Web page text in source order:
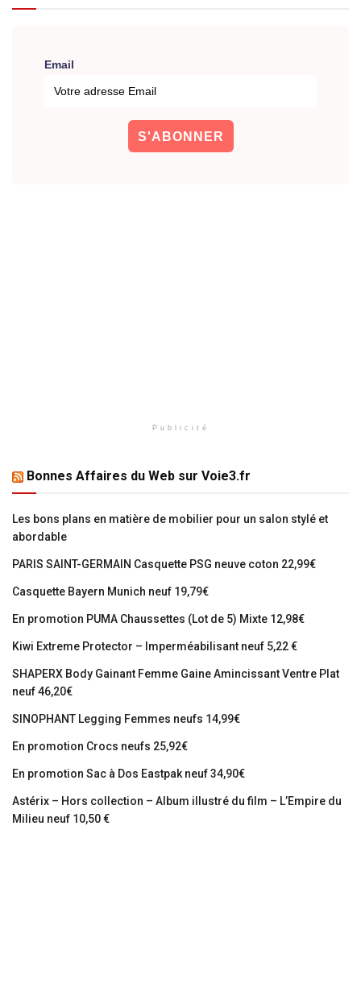
Email
Publicité
Bonnes Affaires du Web sur Voie3.fr
Les bons plans en matière de mobilier pour un salon stylé et
abordable
PARIS SAINT-GERMAIN Casquette PSG neuve coton 22,99€
Casquette Bayern Munich neuf 19,79€
En promotion PUMA Chaussettes (Lot de 5) Mixte 12,98€
Kiwi Extreme Protector – Imperméabilisant neuf 5,22 €
SHAPERX Body Gainant Femme Gaine Amincissant Ventre Plat
neuf 46,20€
SINOPHANT Legging Femmes neufs 14,99€
En promotion Crocs neufs 25,92€
En promotion Sac à Dos Eastpak neuf 34,90€
Astérix – Hors collection – Album illustré du film – L’Empire du
Milieu neuf 10,50 €